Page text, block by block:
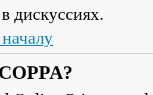
дискуссиях.